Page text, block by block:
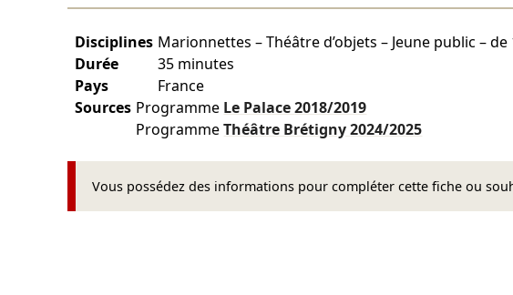
Disciplines Marionnettes – Théâtre d’objets – Jeune public – de
Durée
35 minutes
Pays
France
Sources Programme Le Palace2018/2019
ProgrammeThéâtre Brétigny2024/2025
Vous possédez des informations pour compléter cette fiche ou